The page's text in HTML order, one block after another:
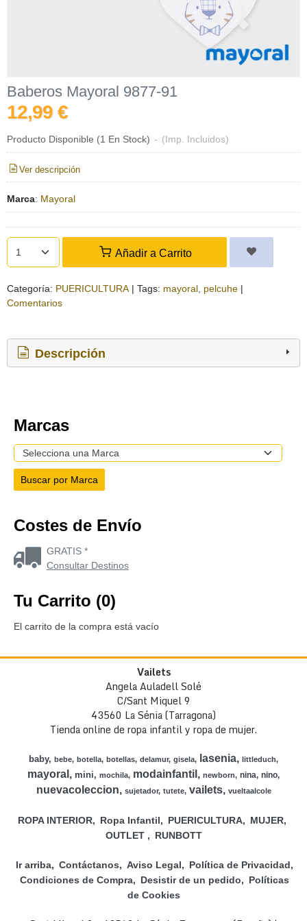
Baberos Mayoral 9877-91
12,99 €
Producto Disponible (1 En Stock) - (Imp. Incluidos)
Ver descripción
Marca: Mayoral
Añadir a Carrito
Categoría: PUERICULTURA | Tags: mayoral pelcuhe |
Comentarios
Descripción
Marcas
Costes de Envío
GRATIS *
Consultar Destinos
Tu Carrito (0)
El carrito de la compra está vacío
Vailets
Angela Auladell Solé
C/Sant Miquel 9
43560 La Sénia (Tarragona)
Tienda online de ropa infantil y ropa de mujer.
baby bebe botella botellas delamur gisela lasenia littleduch
mayoral mini mochila modainfantil newborn nina nino
nuevacoleccion sujetador tutete vailets vueltaalcole
ROPA INTERIOR Ropa Infantil PUERICULTURA
MUJER
OUTLET
RUNBOTT
Ir arriba Contáctanos Aviso Legal
Política de Privacidad
Condiciones de Compra
Desistir de un pedido
Políticas
de Cookies